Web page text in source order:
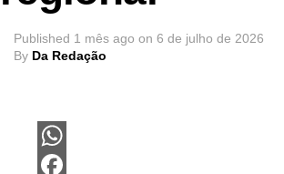
Published 1 mês ago on 6 de julho de 2026
By Da Redação
WhatsApp